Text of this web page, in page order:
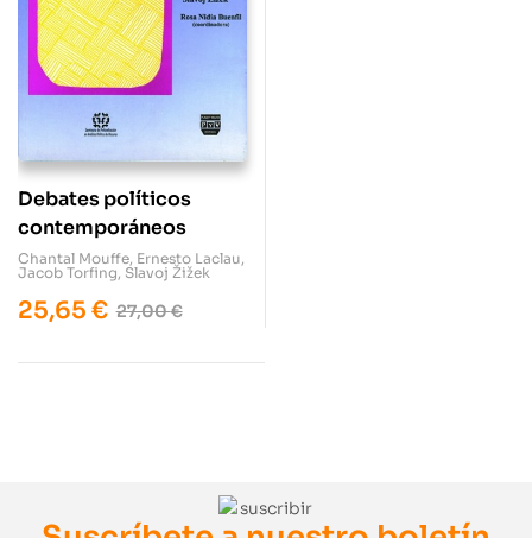
Debates políticos
contemporáneos
Chantal Mouffe, Ernesto Laclau,
Jacob Torfing, Slavoj Žižek
27,00€
25,65 €